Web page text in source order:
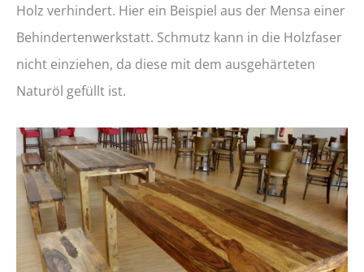
Holz verhindert. Hier ein Beispiel aus der Mensa einer
Behindertenwerkstatt. Schmutz kann in die Holzfaser
nicht einziehen, da diese mit dem ausgehärteten
Naturöl gefüllt ist.